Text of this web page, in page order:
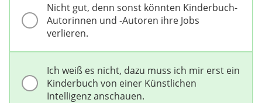
Nicht gut, denn sonst könnten Kinderbuch-
Autorinnen und -Autoren ihre Jobs
verlieren.
Ich weiß es nicht, dazu muss ich mir erst ein
Kinderbuch von einer Künstlichen
Intelligenz anschauen.